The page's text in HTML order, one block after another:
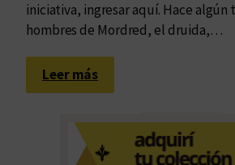
iniciativa, ingresar aquí. Hace algún
hombres de Mordred, el druida,…
Leer más:
A
c